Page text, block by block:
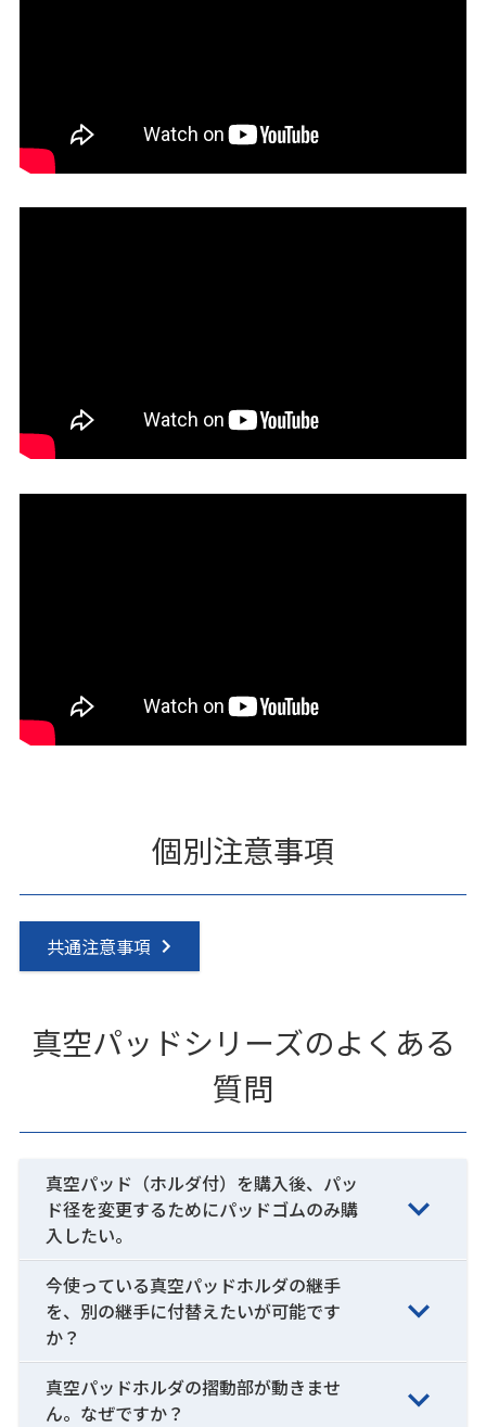
個別注意事項
共通注意事項
真空パッドシリーズのよくある
質問
真空パッド（ホルダ付）を購入後、パッ
ド径を変更するためにパッドゴムのみ購
入したい。
今使っている真空パッドホルダの継手
を、別の継手に付替えたいが可能です
か？
真空パッドホルダの摺動部が動きませ
ん。なぜですか？